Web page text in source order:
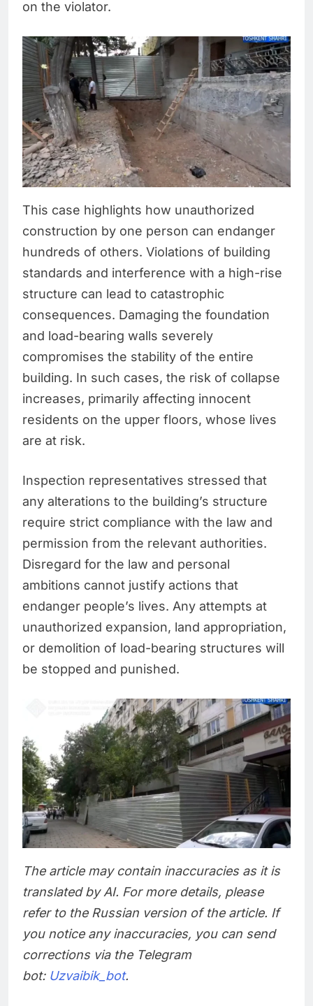
on the violator.
This case highlights how unauthorized
construction by one person can endanger
hundreds of others. Violations of building
standards and interference with a high-rise
structure can lead to catastrophic
consequences. Damaging the foundation
and load-bearing walls severely
compromises the stability of the entire
building. In such cases, the risk of collapse
increases, primarily affecting innocent
residents on the upper floors, whose lives
are at risk.
Inspection representatives stressed that
any alterations to the building’s structure
require strict compliance with the law and
permission from the relevant authorities.
Disregard for the law and personal
ambitions cannot justify actions that
endanger people’s lives. Any attempts at
unauthorized expansion, land appropriation,
or demolition of load-bearing structures will
be stopped and punished.
The article may contain inaccuracies as it is
translated by AI. For more details, please
refer to the Russian version of the article. If
you notice any inaccuracies, you can send
corrections via the Telegram
bot: Uzvaibik_bot.